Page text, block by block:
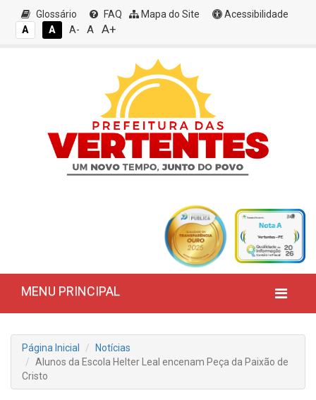
Glossário FAQ Mapa do Site
Acessibilidade
A
A A- A A+
MENU PRINCIPAL
Página Inicial
Notícias
Alunos da Escola Helter Leal encenam Peça da Paixão de
Cristo